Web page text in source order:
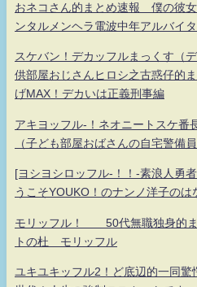
おネコさん的まとめ速報 僕の彼
ンタルメンヘラ電波中年アルバイ
スケバン！デカッフルまっくす（
供部屋おじさんヒロシ之古惑仔的
げMAX！デカいは正義刑事編
アキヨッフル-！ネオニートスケ番
（子ども部屋おばさんの自宅警備
[ヨシヨシロッフル-！！-素浪人勇
うこそYOUKO！のナンノ洋子のは
モリッフル！ 50代無職独身的ま
トの杜 モリッフル
ユキユキッフル2！ど底辺的一同驚